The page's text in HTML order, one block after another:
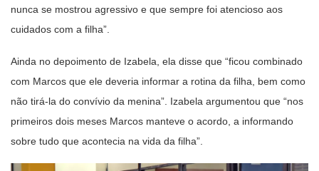
nunca se mostrou agressivo e que sempre foi atencioso aos
cuidados com a filha”.
Ainda no depoimento de Izabela, ela disse que “ficou combinado
com Marcos que ele deveria informar a rotina da filha, bem como
não tirá-la do convívio da menina”. Izabela argumentou que “nos
primeiros dois meses Marcos manteve o acordo, a informando
sobre tudo que acontecia na vida da filha”.